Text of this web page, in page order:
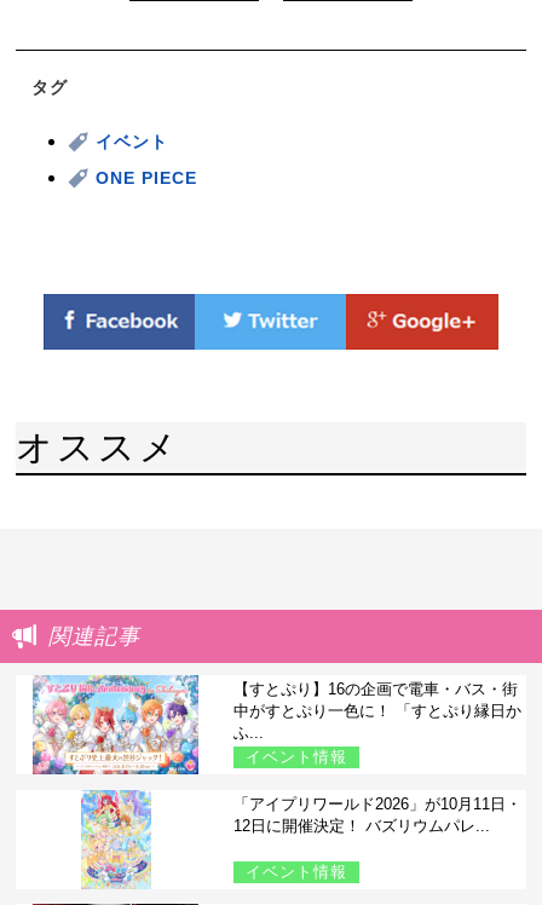
タグ
イベント
ONE PIECE
オススメ
関連記事
【すとぷり】16の企画で電車・バス・街
中がすとぷり一色に！ 「すとぷり縁日か
ふ...
イベント情報
「アイプリワールド2026」が10月11日・
12日に開催決定！ バズリウムパレ...
イベント情報